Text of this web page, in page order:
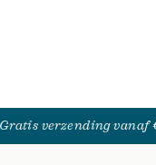
Gratis verzending vanaf